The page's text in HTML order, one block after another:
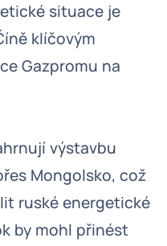
situace je
klíčovým
Gazpromu na
výstavbu
Mongolsko, což
ruské energetické
by mohl přinést